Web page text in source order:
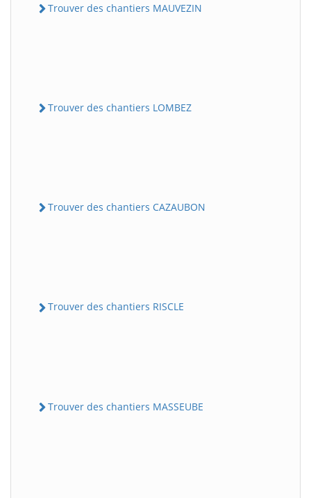
Trouver des chantiers MAUVEZIN
Trouver des chantiers LOMBEZ
Trouver des chantiers CAZAUBON
Trouver des chantiers RISCLE
Trouver des chantiers MASSEUBE